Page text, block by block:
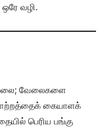
வழி.
வேலைகளை
கையாளக்
பெரிய பங்கு